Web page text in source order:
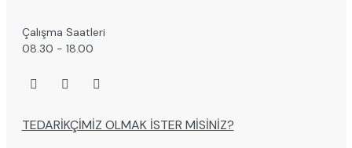
Çalışma Saatleri
08.30 - 18.00
TEDARİKÇİMİZ OLMAK İSTER MİSİNİZ?